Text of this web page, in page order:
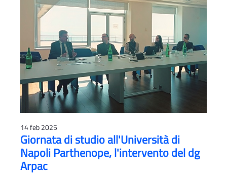
14 feb 2025
Giornata di studio all'Università di
Napoli Parthenope, l'intervento del dg
Arpac